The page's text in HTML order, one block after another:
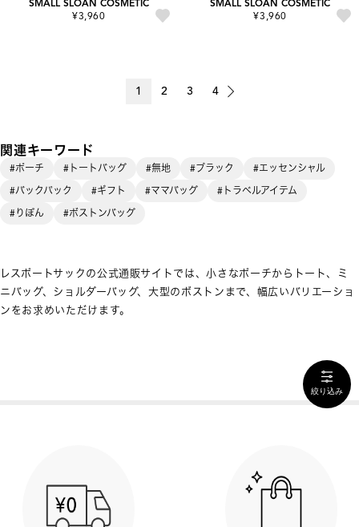
SMALL SLOAN COSMETIC
¥3,960
SMALL SLOAN COSMETIC
¥3,960
1 2 3 4
関連キーワード
#ポーチ #トートバッグ #無地 #ブラック
#エッセンシャル
#バックパック
#ギフト #ママバッグ
#トラベルアイテム
#りぼん
#ボストンバッグ
レスポートサックの公式通販サイトでは、小さなポーチからトート、ミ
ニバッグ、ショルダーバッグ、大型のボストンまで、幅広いバリエーショ
ンをお求めいただけます。
絞り込み